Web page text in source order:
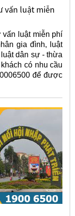
vấn luật miễn
luật miễn phí
gia đình, luật
dân sự - thừa
có nhu cầu
để được